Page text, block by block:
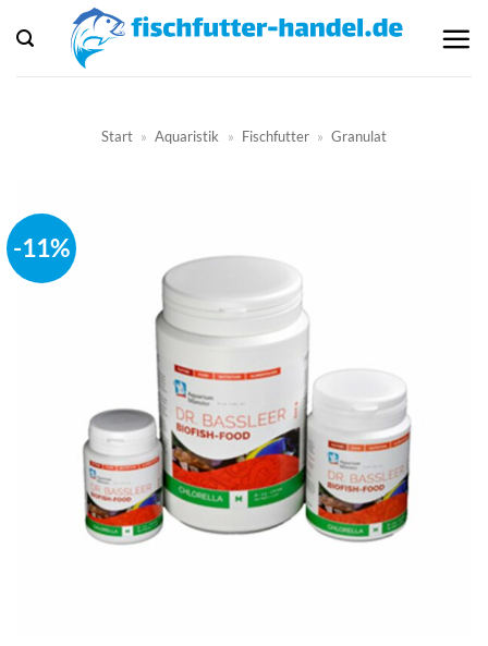
Inhalt
springen
Start » Aquaristik » Fischfutter » Granulat
-11%